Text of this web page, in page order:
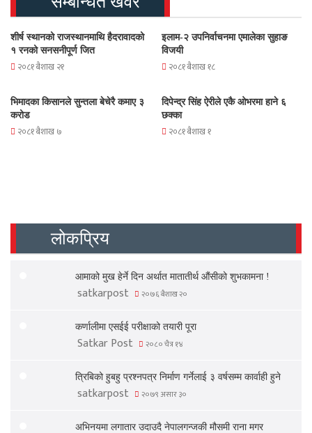
शीर्ष स्थानको राजस्थानमाथि हैदरावादको
१ रनको सनसनीपूर्ण जित
२०८१ बैशाख २१
इलाम-२ उपनिर्वाचनमा एमालेका सुहाङ
विजयी
२०८१ बैशाख १८
भिमादका किसानले सुन्तला बेचेरै कमाए ३
करोड
२०८१ बैशाख ७
दिपेन्द्र सिंह ऐरीले एकै ओभरमा हाने ६
छक्का
२०८१ बैशाख १
लोकप्रिय
आमाको मुख हेर्ने दिन अर्थात मातातीर्थ औंसीको शुभकामना !
satkarpost २०७६ बैशाख २०
कर्णालीमा एसईई परीक्षाको तयारी पूरा
Satkar Post २०८० चैत्र १४
त्रिबिको हुबहु प्रश्नपत्र निर्माण गर्नेलाई ३ वर्षसम्म कार्वाही हुने
satkarpost २०७९ असार ३०
अभिनयमा लगातार उदाउदै नेपालगन्जकी मौसमी राना मगर